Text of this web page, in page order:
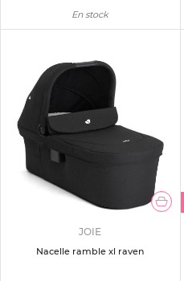
En stock
JOIE
Nacelle ramble xl raven